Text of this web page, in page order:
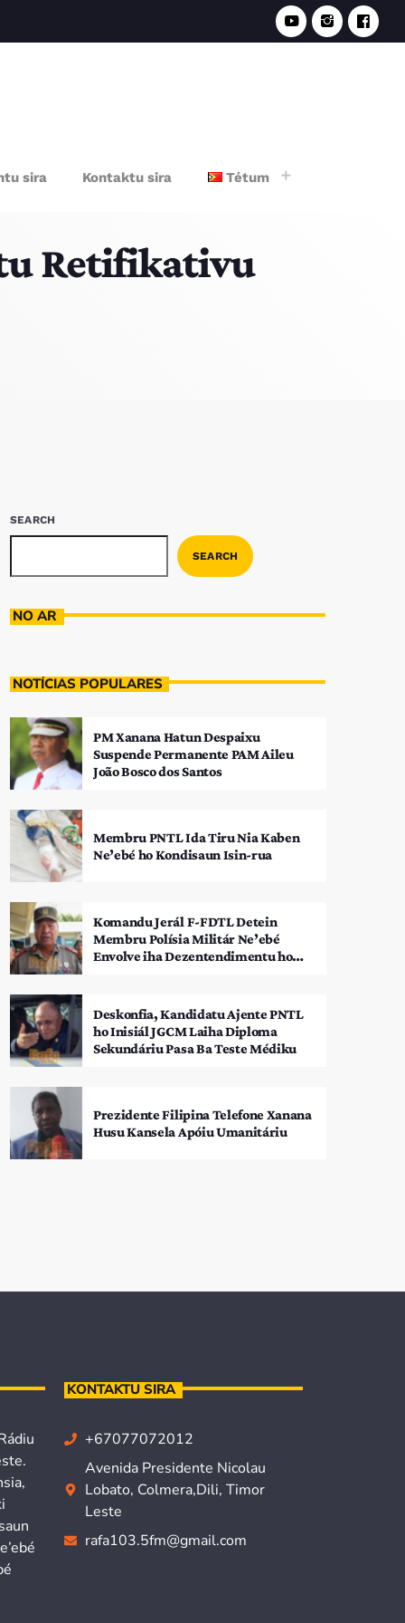
sira Kontaktu sira Tétum
Retifikativu
SEARCH
SEARCH
NO AR
NOTÍCIAS POPULARES
PM Xanana Hatun Despaixu
Suspende Permanente PAM Aileu
João Bosco dos Santos
Membru PNTL Ida Tiru Nia Kaben
Ne’ebé ho Kondisaun Isin-rua
Komandu Jerál F-FDTL Detein
Membru Polísia Militár Ne’ebé
Envolve iha Dezentendimentu ho
Deskonfia, Kandidatu Ajente PNTL
ho Inisiál JGCM Laiha Diploma
Sekundáriu Pasa Ba Teste Médiku
Prezidente Filipina Telefone Xanana
Husu Kansela Apóiu Umanitáriu
KONTAKTU SIRA
+67077072012
Avenida Presidente Nicolau
Lobato, Colmera,Dili, Timor
Leste
rafa103.5fm@gmail.com